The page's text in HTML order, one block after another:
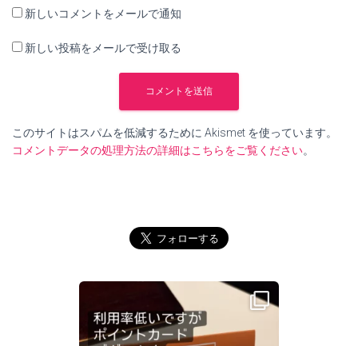
新しいコメントをメールで通知
新しい投稿をメールで受け取る
このサイトはスパムを低減するために Akismet を使っています。
コメントデータの処理方法の詳細はこちらをご覧ください。